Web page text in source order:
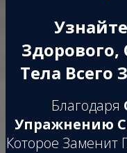
Здорового,
Тела Всего
Благодаря
Упражнению
Которое